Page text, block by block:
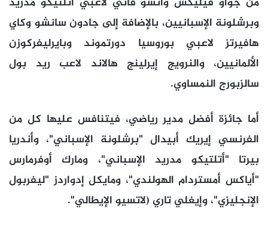
وبرشلونة الإسبانيين، بالإضافة إلى جادون سانشو وكاي
هافيرتز لاعبي بوروسيا دورتموند وبايرليفركوزن
الألمانيين، والنرويج إيرلينج هالاند لاعب ريد بول
سالزبورج النمساوي.
أما جائزة أفضل مدير رياضي، فيتنافس عليها كل من
الفرنسي إيريك أبيدال "برشلونة الإسباني"، وأندريا
بيرتا "أتلتيكو مدريد الإسباني"، ومارك أوفرمارس
"أياكس أمستردام الهولندي"، ومايكل إدواردز "ليفربول
الإنجليزي"، وإيغلي تاري (لاتسيو الإيطالي".